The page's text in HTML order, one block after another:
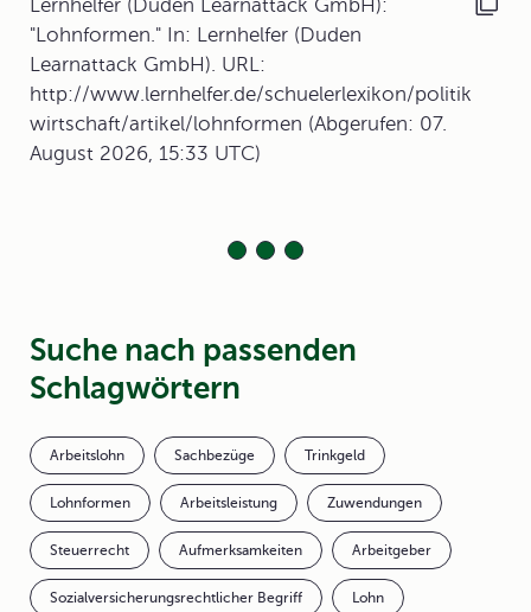
Lernhelfer (Duden Learnattack GmbH):
"Lohnformen." In: Lernhelfer (Duden
Learnattack GmbH). URL:
http://www.lernhelfer.de/schuelerlexikon/politik
wirtschaft/artikel/lohnformen (Abgerufen: 07.
August 2026, 15:33 UTC)
Suche nach passenden
Schlagwörtern
Arbeitslohn Sachbezüge Trinkgeld
Lohnformen Arbeitsleistung Zuwendungen
Steuerrecht Aufmerksamkeiten Arbeitgeber
Sozialversicherungsrechtlicher Begriff Lohn